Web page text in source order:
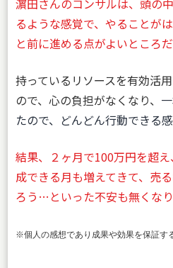
濵田さんのコンサルは、頭の
るような感覚で、やることが
と前に進める点がよいところ
持っているリソースを有効活
ので、心の負担がなくなり、
たので、どんどん行動できる
結果、２ヶ月で100万円を超
成できる月も増えてきて、売
ろう…といった不安も無くなり
※個人の感想であり成果や効果を保証す